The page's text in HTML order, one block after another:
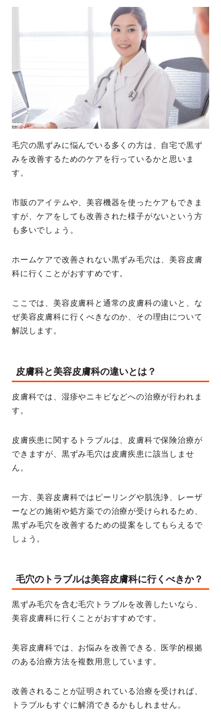
毛穴の黒ずみに悩んでいる多くの方は、自宅で黒ず
みを改善するためのケアを行っているかと思いま
す。
市販のアイテムや、美容機器を使ったケアもできま
すが、ケアをしても改善された様子がないという方
も多いでしょう。
ホームケアで改善されない黒ずみ毛穴は、美容皮膚
科に行くことがおすすめです。
ここでは、美容皮膚科と通常の皮膚科の違いと、な
ぜ美容皮膚科に行くべきなのか、その理由について
解説します。
皮膚科と美容皮膚科の違いとは？
皮膚科では、湿疹やニキビなどへの治療が行われま
す。
皮膚疾患に関するトラブルは、皮膚科で保険治療が
できますが、黒ずみ毛穴は皮膚疾患に該当しませ
ん。
一方、美容皮膚科ではピーリングや肌洗浄、レーザ
ーなどの施術や処方薬での治療が受けられるため、
黒ずみ毛穴を改善するための提案をしてもらえるで
しょう。
毛穴のトラブルは美容皮膚科に行くべきか？
黒ずみ毛穴を含む毛穴トラブルを改善したいなら、
美容皮膚科に行くことがおすすめです。
美容皮膚科では、お悩みを改善できる、医学的根拠
のある治療方法を複数用意しています。
改善されることが証明されている治療を受ければ、
トラブルもすぐに解消できるかもしれません。